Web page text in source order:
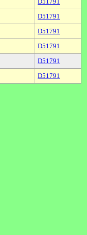
D51791
D51791
D51791
D51791
D51791